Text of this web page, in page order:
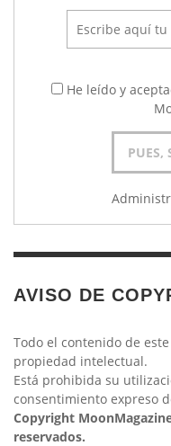
He leído y
AVISO DE
Todo el contenido de
propiedad intelectual.
Está prohibida su
consentimiento expreso
Copyright
reservados.